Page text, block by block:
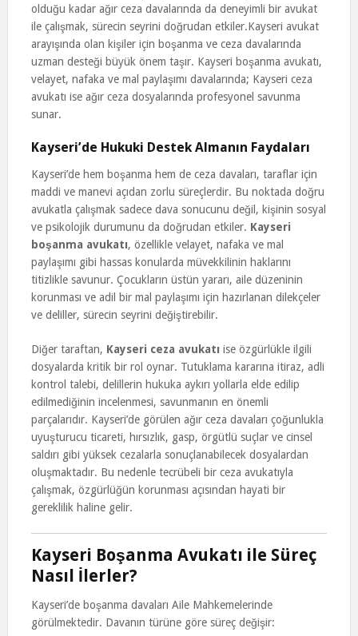
olduğu kadar ağır ceza davalarında da deneyimli bir avukat
ile çalışmak, sürecin seyrini doğrudan etkiler.Kayseri avukat
arayışında olan kişiler için boşanma ve ceza davalarında
uzman desteği büyük önem taşır. Kayseri boşanma avukatı,
velayet, nafaka ve mal paylaşımı davalarında; Kayseri ceza
avukatı ise ağır ceza dosyalarında profesyonel savunma
sunar.
Kayseri’de Hukuki Destek Almanın Faydaları
Kayseri’de hem boşanma hem de ceza davaları, taraflar için
maddi ve manevi açıdan zorlu süreçlerdir. Bu noktada doğru
avukatla çalışmak sadece dava sonucunu değil, kişinin sosyal
ve psikolojik durumunu da doğrudan etkiler. Kayseri
boşanma avukatı, özellikle velayet, nafaka ve mal
paylaşımı gibi hassas konularda müvekkilinin haklarını
titizlikle savunur. Çocukların üstün yararı, aile düzeninin
korunması ve adil bir mal paylaşımı için hazırlanan dilekçeler
ve deliller, sürecin seyrini değiştirebilir.
Diğer taraftan, Kayseri ceza avukatı ise özgürlükle ilgili
dosyalarda kritik bir rol oynar. Tutuklama kararına itiraz, adli
kontrol talebi, delillerin hukuka aykırı yollarla elde edilip
edilmediğinin incelenmesi, savunmanın en önemli
parçalarıdır. Kayseri’de görülen ağır ceza davaları çoğunlukla
uyuşturucu ticareti, hırsızlık, gasp, örgütlü suçlar ve cinsel
saldırı gibi yüksek cezalarla sonuçlanabilecek dosyalardan
oluşmaktadır. Bu nedenle tecrübeli bir ceza avukatıyla
çalışmak, özgürlüğün korunması açısından hayati bir
gereklilik haline gelir.
Kayseri Boşanma Avukatı ile Süreç
Nasıl İlerler?
Kayseri’de boşanma davaları Aile Mahkemelerinde
görülmektedir. Davanın türüne göre süreç değişir: